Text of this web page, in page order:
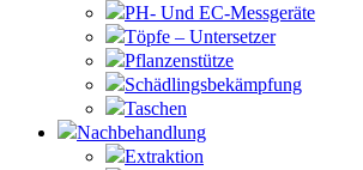
PH- Und EC-Messgeräte
Töpfe – Untersetzer
Pflanzenstütze
Schädlingsbekämpfung
Taschen
Nachbehandlung
Extraktion